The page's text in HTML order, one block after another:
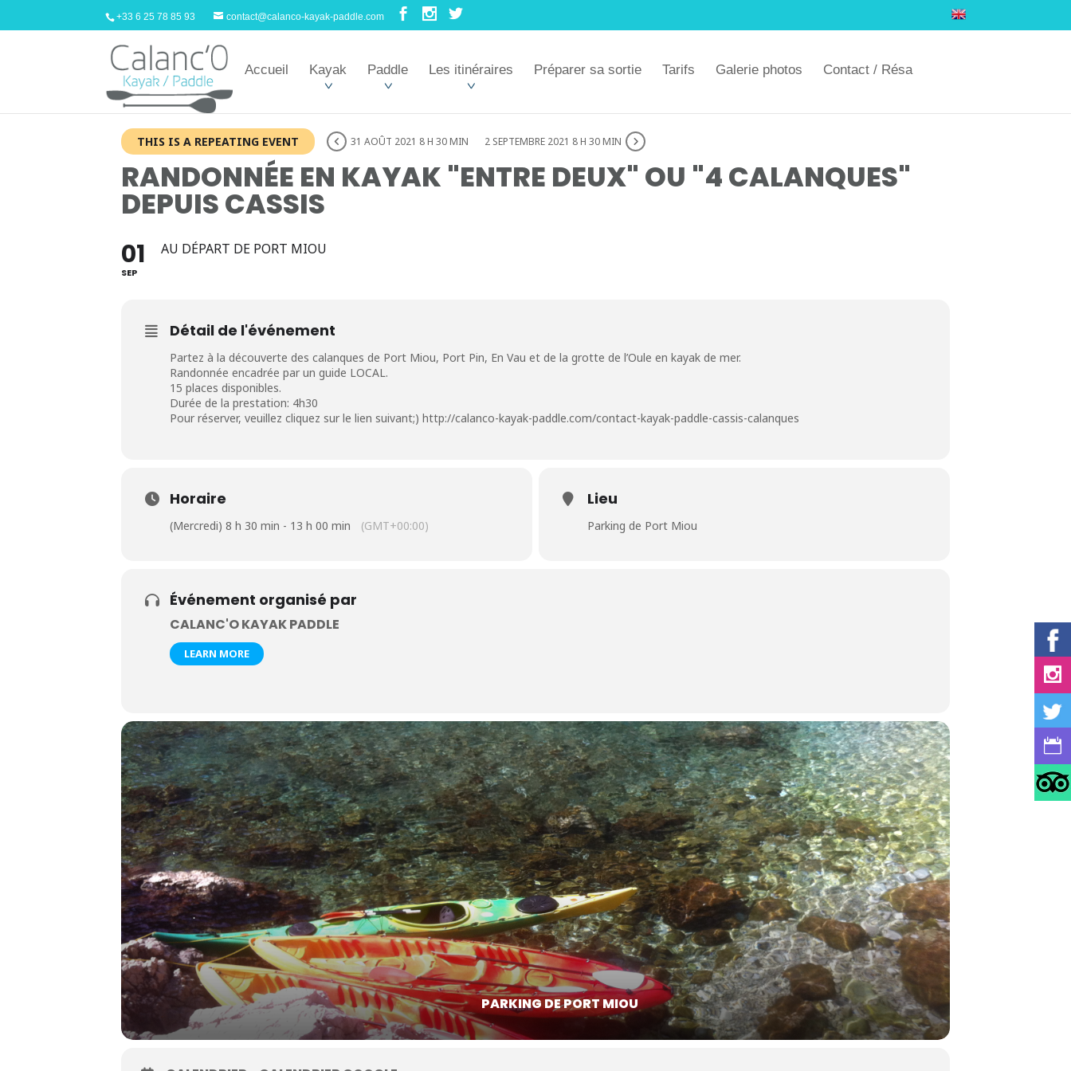
+33 6 25 78 85 93 contact@calanco-kayak-paddle.com
Accueil Kayak Paddle Les itinéraires Préparer sa sortie Tarifs Galerie photos Contact / Résa
THIS IS A REPEATING EVENT 31 AOÛT 2021 8 H 30 MIN 2 SEPTEMBRE 2021 8 H 30 MIN
RANDONNÉE EN KAYAK "ENTRE DEUX" OU "4 CALANQUES"
DEPUIS CASSIS
01
SEP
AU DÉPART DE PORT MIOU
Détail de l'événement
Partez à la découverte des calanques de Port Miou, Port Pin, En Vau et de la grotte de l’Oule en kayak de mer.
Randonnée encadrée par un guide LOCAL.
15 places disponibles.
Durée de la prestation: 4h30
Pour réserver, veuillez cliquez sur le lien suivant;) http://calanco-kayak-paddle.com/contact-kayak-paddle-cassis-calanques
Horaire
(Mercredi) 8 h 30 min - 13 h 00 min (GMT+00:00)
Lieu
Parking de Port Miou
Événement organisé par
CALANC'O KAYAK PADDLE
LEARN MORE
PARKING DE PORT MIOU